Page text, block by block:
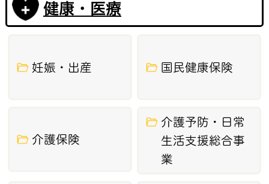
2026年7月6日
2026年7月1日
介護予防支援・介護予防ケアマネジメント
健康・医療
妊娠・出産 国民健康保険
介護保険
介護予防・日常
生活支援総合事
業